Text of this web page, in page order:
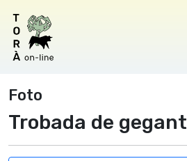
Foto
Trobada de